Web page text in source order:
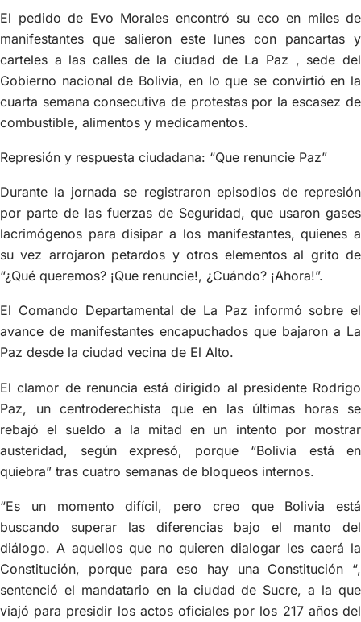
El pedido de Evo Morales encontró su eco en miles de
manifestantes que salieron este lunes con pancartas y
carteles a las calles de la ciudad de La Paz , sede del
Gobierno nacional de Bolivia, en lo que se convirtió en la
cuarta semana consecutiva de protestas por la escasez de
combustible, alimentos y medicamentos.
Represión y respuesta ciudadana: “Que renuncie Paz”
Durante la jornada se registraron episodios de represión
por parte de las fuerzas de Seguridad, que usaron gases
lacrimógenos para disipar a los manifestantes, quienes a
su vez arrojaron petardos y otros elementos al grito de
“¿Qué queremos? ¡Que renuncie!, ¿Cuándo? ¡Ahora!”.
El Comando Departamental de La Paz informó sobre el
avance de manifestantes encapuchados que bajaron a La
Paz desde la ciudad vecina de El Alto.
El clamor de renuncia está dirigido al presidente Rodrigo
Paz, un centroderechista que en las últimas horas se
rebajó el sueldo a la mitad en un intento por mostrar
austeridad, según expresó, porque “Bolivia está en
quiebra” tras cuatro semanas de bloqueos internos.
“Es un momento difícil, pero creo que Bolivia está
buscando superar las diferencias bajo el manto del
diálogo. A aquellos que no quieren dialogar les caerá la
Constitución, porque para eso hay una Constitución “,
sentenció el mandatario en la ciudad de Sucre, a la que
viajó para presidir los actos oficiales por los 217 años del